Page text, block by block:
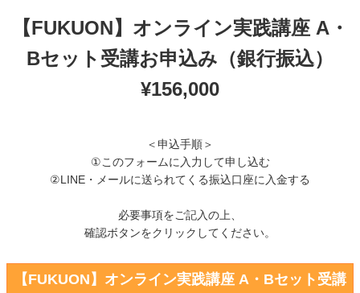
【FUKUON】オンライン実践講座 A・
Bセット受講お申込み（銀行振込）
¥156,000
＜申込手順＞
①このフォームに入力して申し込む
②LINE・メールに送られてくる振込口座に入金する
必要事項をご記入の上、
確認ボタンをクリックしてください。
【FUKUON】オンライン実践講座 A・Bセット受講